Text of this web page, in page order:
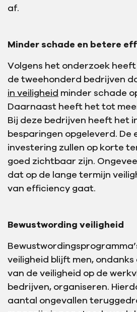
af.
Minder schade en betere
Volgens het onderzoek
de tweehonderd bedrijven
in veiligheid minder schade
Daarnaast heeft het tot
Bij deze bedrijven heeft het
besparingen opgeleverd. De
investering zullen op korte
goed zichtbaar zijn.
dat op de lange termijn
van efficiency gaat.
Bewustwording veiligheid
veiligheid blijft men,
van de veiligheid op de
bedrijven, organiseren.
aantal ongevallen